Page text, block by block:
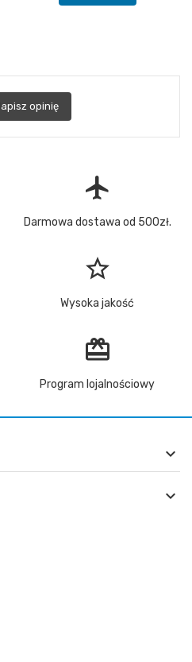
opinię
flight
Darmowa dostawa od 500zł.
star_border
Wysoka jakość
redeem
Program lojalnościowy

